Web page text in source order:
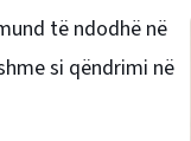
të ndodhë në
si qëndrimi në